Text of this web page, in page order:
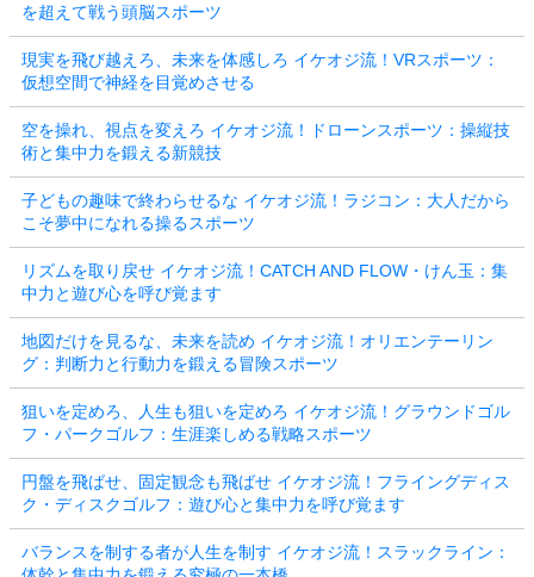
を超えて戦う頭脳スポーツ
現実を飛び越えろ、未来を体感しろ イケオジ流！VRスポーツ：
仮想空間で神経を目覚めさせる
空を操れ、視点を変えろ イケオジ流！ドローンスポーツ：操縦技
術と集中力を鍛える新競技
子どもの趣味で終わらせるな イケオジ流！ラジコン：大人だから
こそ夢中になれる操るスポーツ
リズムを取り戻せ イケオジ流！CATCH AND FLOW・けん玉：集
中力と遊び心を呼び覚ます
地図だけを見るな、未来を読め イケオジ流！オリエンテーリン
グ：判断力と行動力を鍛える冒険スポーツ
狙いを定めろ、人生も狙いを定めろ イケオジ流！グラウンドゴル
フ・パークゴルフ：生涯楽しめる戦略スポーツ
円盤を飛ばせ、固定観念も飛ばせ イケオジ流！フライングディス
ク・ディスクゴルフ：遊び心と集中力を呼び覚ます
バランスを制する者が人生を制す イケオジ流！スラックライン：